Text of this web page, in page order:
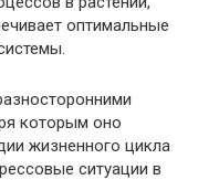
оптимальные
которым оно
жизненного цикла
ситуации в